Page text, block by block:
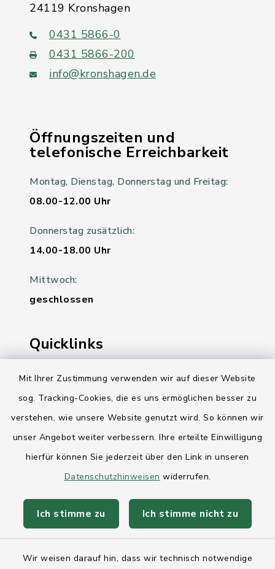
Mit Ihrer Zustimmung verwenden wir auf dieser Website
sog. Tracking-Cookies, die es uns ermöglichen besser zu
verstehen, wie unsere Website genutzt wird. So können wir
unser Angebot weiter verbessern. Ihre erteilte Einwilligung
hierfür können Sie jederzeit über den Link in unseren
Datenschutzhinweisen widerrufen.
Ich stimme zu Ich stimme nicht zu
Wir weisen darauf hin, dass wir technisch notwendige
24119 Kronshagen
0431 5866-0
0431 5866-200
info@kronshagen.de
Öffnungszeiten und
telefonische Erreichbarkeit
Montag, Dienstag, Donnerstag und Freitag:
08.00-12.00 Uhr
Donnerstag zusätzlich:
14.00-18.00 Uhr
Mittwoch:
geschlossen
Quicklinks
Ihre Behördennummer 115
Landesregierung Schleswig-Holstein
AktivRegion Mittelholstein